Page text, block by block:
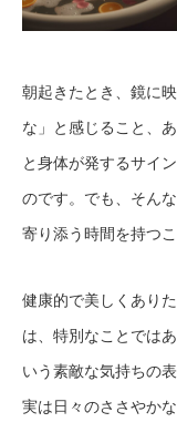
朝起きたとき、鏡に
な」と感じること、
と身体が発するサイ
のです。でも、そん
寄り添う時間を持つ
健康的で美しくあり
は、特別なことでは
いう素敵な気持ちの
実は日々のささやか